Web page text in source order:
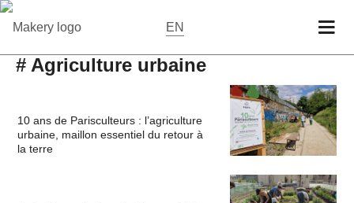
EN
# Agriculture urbaine
10 ans de Parisculteurs : l’agriculture
urbaine, maillon essentiel du retour à
la terre